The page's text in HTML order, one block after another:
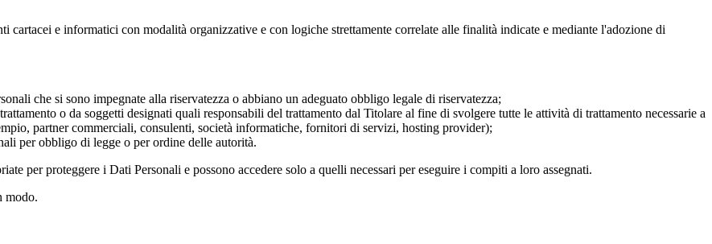
cartacei e informatici con modalità organizzative e con logiche strettamente correlate alle finalità indicate e mediante l'adozione di
che si sono impegnate alla riservatezza o abbiano un adeguato obbligo legale di riservatezza;
o da soggetti designati quali responsabili del trattamento dal Titolare al fine di svolgere tutte le attività di trattamento necessarie a
partner commerciali, consulenti, società informatiche, fornitori di servizi, hosting provider);
per obbligo di legge o per ordine delle autorità.
per proteggere i Dati Personali e possono accedere solo a quelli necessari per eseguire i compiti a loro assegnati.
modo.